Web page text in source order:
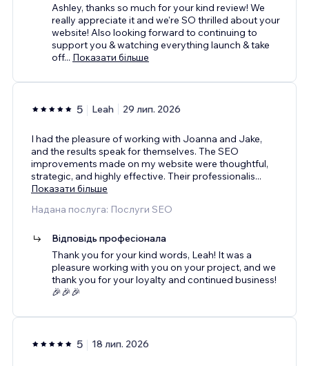
Ashley, thanks so much for your kind review! We
really appreciate it and we're SO thrilled about your
website! Also looking forward to continuing to
support you & watching everything launch & take
off... Показати більше
5 Leah 29 лип. 2026
I had the pleasure of working with Joanna and Jake,
and the results speak for themselves. The SEO
improvements made on my website were thoughtful,
strategic, and highly effective. Their professionalis...
Показати більше
Надана послуга: Послуги SEO
Відповідь професіонала
Thank you for your kind words, Leah! It was a
pleasure working with you on your project, and we
thank you for your loyalty and continued business!
🎉🎉🎉
5 18 лип. 2026